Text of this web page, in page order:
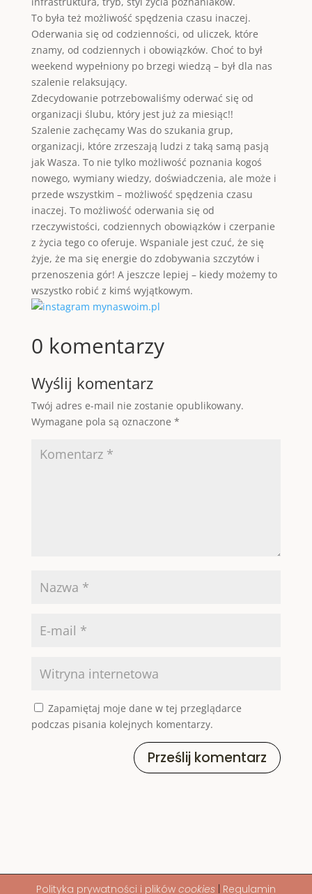
To była też możliwość spędzenia czasu inaczej.
Oderwania się od codzienności, od uliczek, które
znamy, od codziennych i obowiązków. Choć to był
weekend wypełniony po brzegi wiedzą – był dla nas
szalenie relaksujący.
Zdecydowanie potrzebowaliśmy oderwać się od
organizacji ślubu, który jest już za miesiąc!!
Szalenie zachęcamy Was do szukania grup,
organizacji, które zrzeszają ludzi z taką samą pasją
jak Wasza. To nie tylko możliwość poznania kogoś
nowego, wymiany wiedzy, doświadczenia, ale może i
przede wszystkim – możliwość spędzenia czasu
inaczej. To możliwość oderwania się od
rzeczywistości, codziennych obowiązków i czerpanie
z życia tego co oferuje. Wspaniale jest czuć, że się
żyje, że ma się energie do zdobywania szczytów i
przenoszenia gór! A jeszcze lepiej – kiedy możemy to
wszystko robić z kimś wyjątkowym.
0 komentarzy
Wyślij komentarz
Twój adres e-mail nie zostanie opublikowany.
Wymagane pola są oznaczone *
Zapamiętaj moje dane w tej przeglądarce
podczas pisania kolejnych komentarzy.
Prześlij komentarz
Polityka prywatności i plików cookies| Regulamin